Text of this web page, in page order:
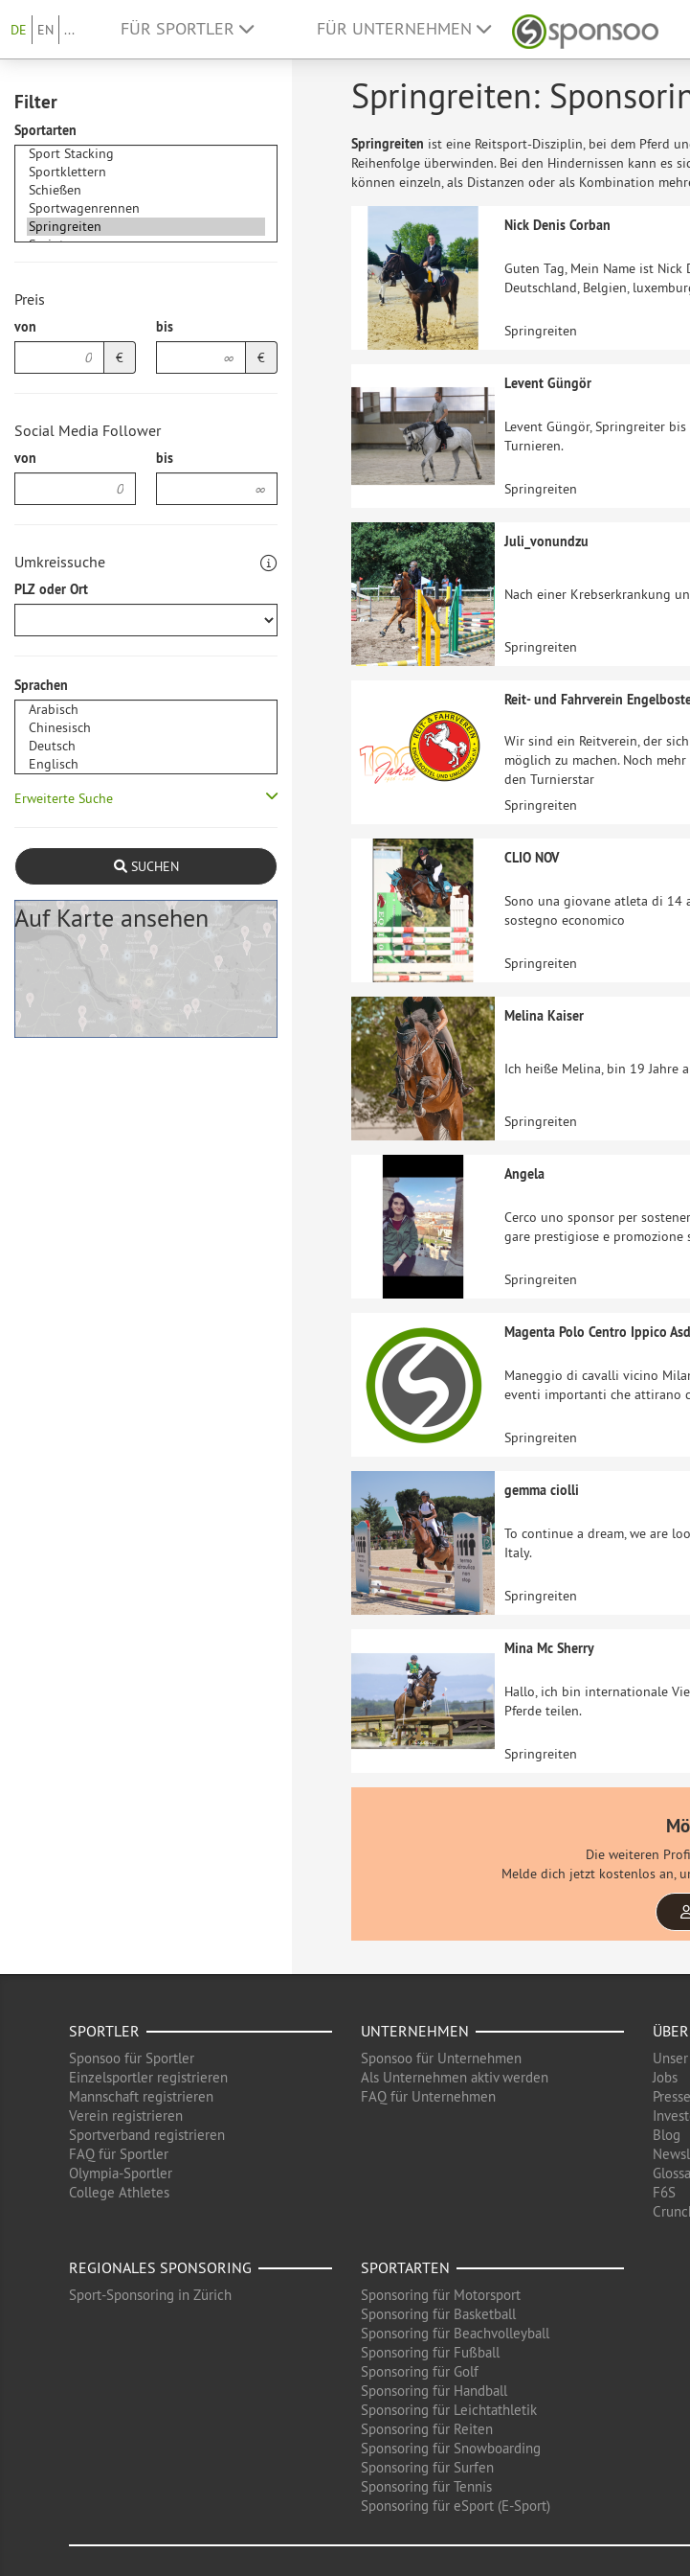
DE EN ... FÜR SPORTLER FÜR UNTERNEHMEN
Filter
Sportarten
Preis
von
€
bis
€
Social Media Follower
von bis
Umkreissuche
PLZ oder Ort
Sprachen
Erweiterte Suche
SUCHEN
Auf Karte ansehen
Springreiten:
Springreiten ist eine Reitsport-Disziplin, bei dem Pferd
Reihenfolge überwinden. Bei den Hindernissen kann es
können einzeln, als Distanzen oder als Kombination
Nick Denis Corban
Guten Tag, Mein Name ist
Deutschland, Belgien,
Springreiten
Levent Güngör
Levent Güngör, Springreiter
Turnieren.
Springreiten
Juli_vonundzu
Nach einer Krebserkrankung
Springreiten
Reit- und Fahrverein
Wir sind ein Reitverein, der
möglich zu machen. Noch
den Turnierstar
Springreiten
CLIO NOV
Sono una giovane atleta di 14
sostegno economico
Springreiten
Melina Kaiser
Ich heiße Melina, bin 19 Jahre
Springreiten
Angela
Cerco uno sponsor per
gare prestigiose e
Springreiten
Magenta Polo Centro Ippico Asd
Maneggio di cavalli vicino
eventi importanti che attirano
Springreiten
gemma ciolli
To continue a dream, we are
Italy.
Springreiten
Mina Mc Sherry
Hallo, ich bin internationale
Pferde teilen.
Springreiten
Die weiteren
Melde dich jetzt kostenlos an,
SPORTLER
Sponsoo für Sportler
Einzelsportler registrieren
Mannschaft registrieren
Verein registrieren
Sportverband registrieren
FAQ für Sportler
Olympia-Sportler
College Athletes
UNTERNEHMEN
Sponsoo für Unternehmen
Als Unternehmen aktiv werden
FAQ für Unternehmen
Jobs
Blog
F6S
REGIONALES SPONSORING
Sport-Sponsoring in Zürich
SPORTARTEN
Sponsoring für Motorsport
Sponsoring für Basketball
Sponsoring für Beachvolleyball
Sponsoring für Fußball
Sponsoring für Golf
Sponsoring für Handball
Sponsoring für Leichtathletik
Sponsoring für Reiten
Sponsoring für Snowboarding
Sponsoring für Surfen
Sponsoring für Tennis
Sponsoring für eSport (E-Sport)